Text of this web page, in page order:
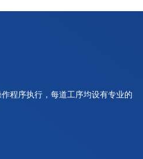
程序执行，每道工序均设有专业的